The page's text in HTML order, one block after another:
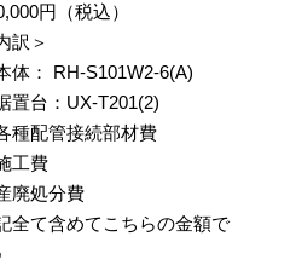
円（税込）
訳＞
体： RH-S101W2-6(A)
置台：UX-T201(2)
種配管接続部材費
工費
廃処分費
全て含めてこちらの金額で